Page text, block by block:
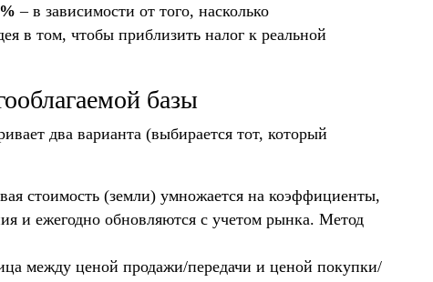
– в зависимости от того, насколько
в том, чтобы приблизить налог к реальной
базы
два варианта (выбирается тот, который
стоимость (земли) умножается на коэффициенты,
и ежегодно обновляются с учетом рынка. Метод
между ценой продажи/передачи и ценой покупки/